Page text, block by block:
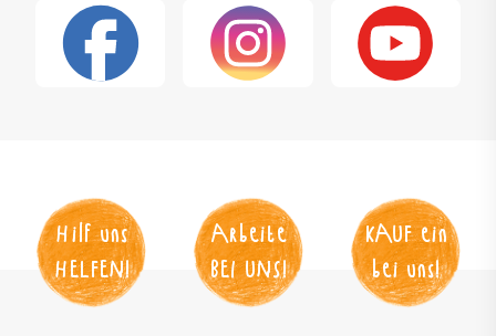
Hilf uns
HELFEN!
Arbeite
BEI UNS!
KAUF ein
bei uns!